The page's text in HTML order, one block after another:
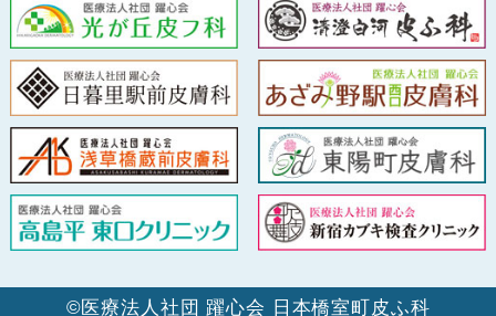
©医療法人社団 躍心会 日本橋室町皮ふ科